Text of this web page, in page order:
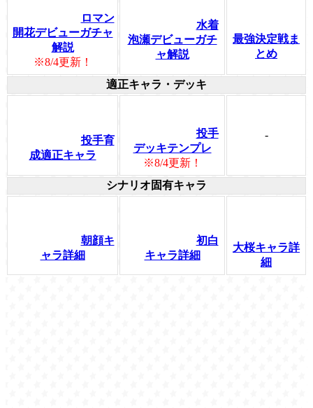
ロマン
開花デビューガチャ
解説
※8/4更新！
水着
泡瀬デビューガチ
ャ解説
最強決定戦ま
とめ
適正キャラ・デッキ
投手育
成適正キャラ
投手
デッキテンプレ
※8/4更新！
-
シナリオ固有キャラ
朝顔キ
ャラ詳細
初白
キャラ詳細
大桜キャラ詳
細